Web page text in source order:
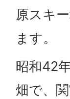
原スキ
ます。
昭和42
畑で、